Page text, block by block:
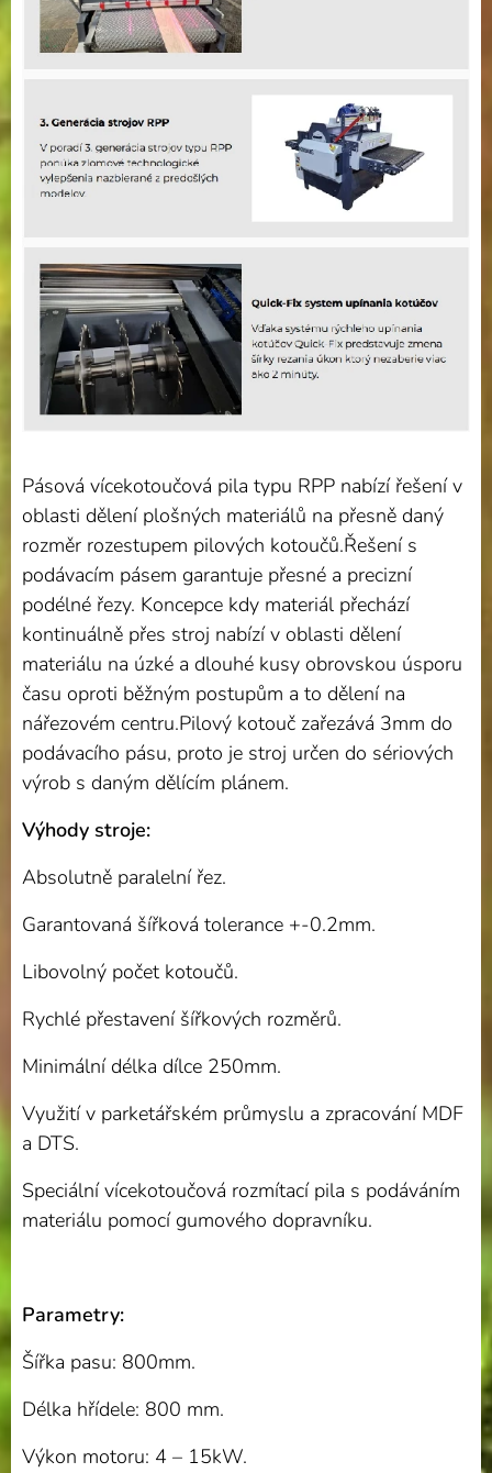
Pásová vícekotoučová pila typu RPP nabízí řešení v
oblasti dělení plošných materiálů na přesně daný
rozměr rozestupem pilových kotoučů.Řešení s
podávacím pásem garantuje přesné a precizní
podélné řezy. Koncepce kdy materiál přechází
kontinuálně přes stroj nabízí v oblasti dělení
materiálu na úzké a dlouhé kusy obrovskou úsporu
času oproti běžným postupům a to dělení na
nářezovém centru.Pilový kotouč zařezává 3mm do
podávacího pásu, proto je stroj určen do sériových
výrob s daným dělícím plánem.
Výhody stroje:
Absolutně paralelní řez.
Garantovaná šířková tolerance +-0.2mm.
Libovolný počet kotoučů.
Rychlé přestavení šířkových rozměrů.
Minimální délka dílce 250mm.
Využití v parketářském průmyslu a zpracování MDF
a DTS.
Speciální vícekotoučová rozmítací pila s podáváním
materiálu pomocí gumového dopravníku.
Parametry:
Šířka pasu: 800mm.
Délka hřídele: 800 mm.
Výkon motoru: 4 – 15kW.